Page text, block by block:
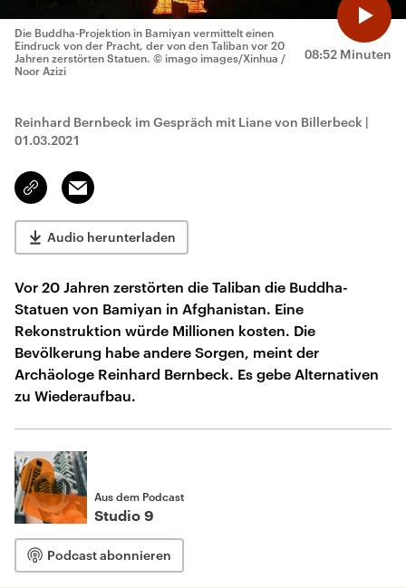
08:52 Minuten
Die Buddha-Projektion in Bamiyan vermittelt einen
Eindruck von der Pracht, der von den Taliban vor 20
Jahren zerstörten Statuen. © imago images/Xinhua /
Noor Azizi
Reinhard Bernbeck im Gespräch mit Liane von Billerbeck |
01.03.2021
Link
kopieren/teilen
Email
Audio herunterladen
Vor 20 Jahren zerstörten die Taliban die Buddha-
Statuen von Bamiyan in Afghanistan. Eine
Rekonstruktion würde Millionen kosten. Die
Bevölkerung habe andere Sorgen, meint der
Archäologe Reinhard Bernbeck. Es gebe Alternativen
zu Wiederaufbau.
Aus dem Podcast
Studio 9
Podcast abonnieren